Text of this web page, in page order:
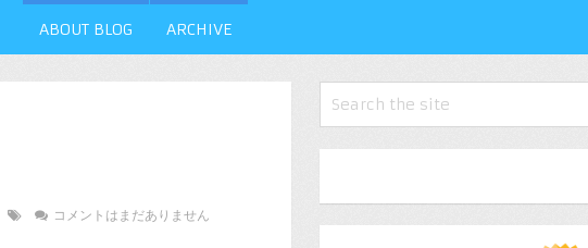
ABOUT BLOG ARCHIVE
コメントはまだありません